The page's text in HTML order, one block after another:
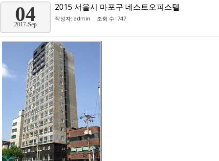
04
2017-Sep
2015 서울시 마포구 네스트오피스텔
작성자: admin 조회 수: 747